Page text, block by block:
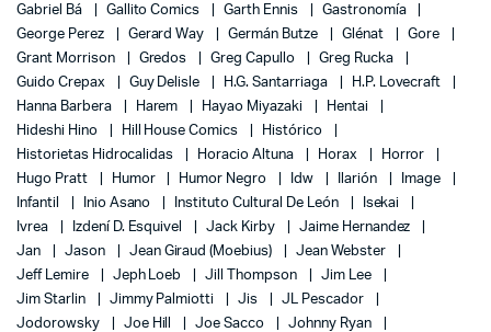
Gabriel Bá
Gallito Comics Garth Ennis
Gastronomía
George Perez
Gerard Way Germán Butze Glénat
Gore
Grant Morrison
Gredos Greg Capullo
Greg Rucka
Guido Crepax
Guy Delisle H.G. Santarriaga
H.P. Lovecraft
Hanna Barbera
Harem Hayao Miyazaki
Hentai
Hideshi Hino
Hill House Comics
Histórico
Historietas Hidrocalidas
Horacio Altuna Horax
Horror
Hugo Pratt
Humor Humor Negro Idw Ilarión
Image
Infantil
Inio Asano Instituto Cultural De León
Isekai
Ivrea
Izdení D. Esquivel Jack Kirby
Jaime Hernandez
Jan
Jason Jean Giraud (Moebius)
Jean Webster
Jeff Lemire
Jeph Loeb Jill Thompson
Jim Lee
Jim Starlin
Jimmy Palmiotti Jis
JL Pescador
Jodorowsky
Joe Hill Joe Sacco
Johnny Ryan